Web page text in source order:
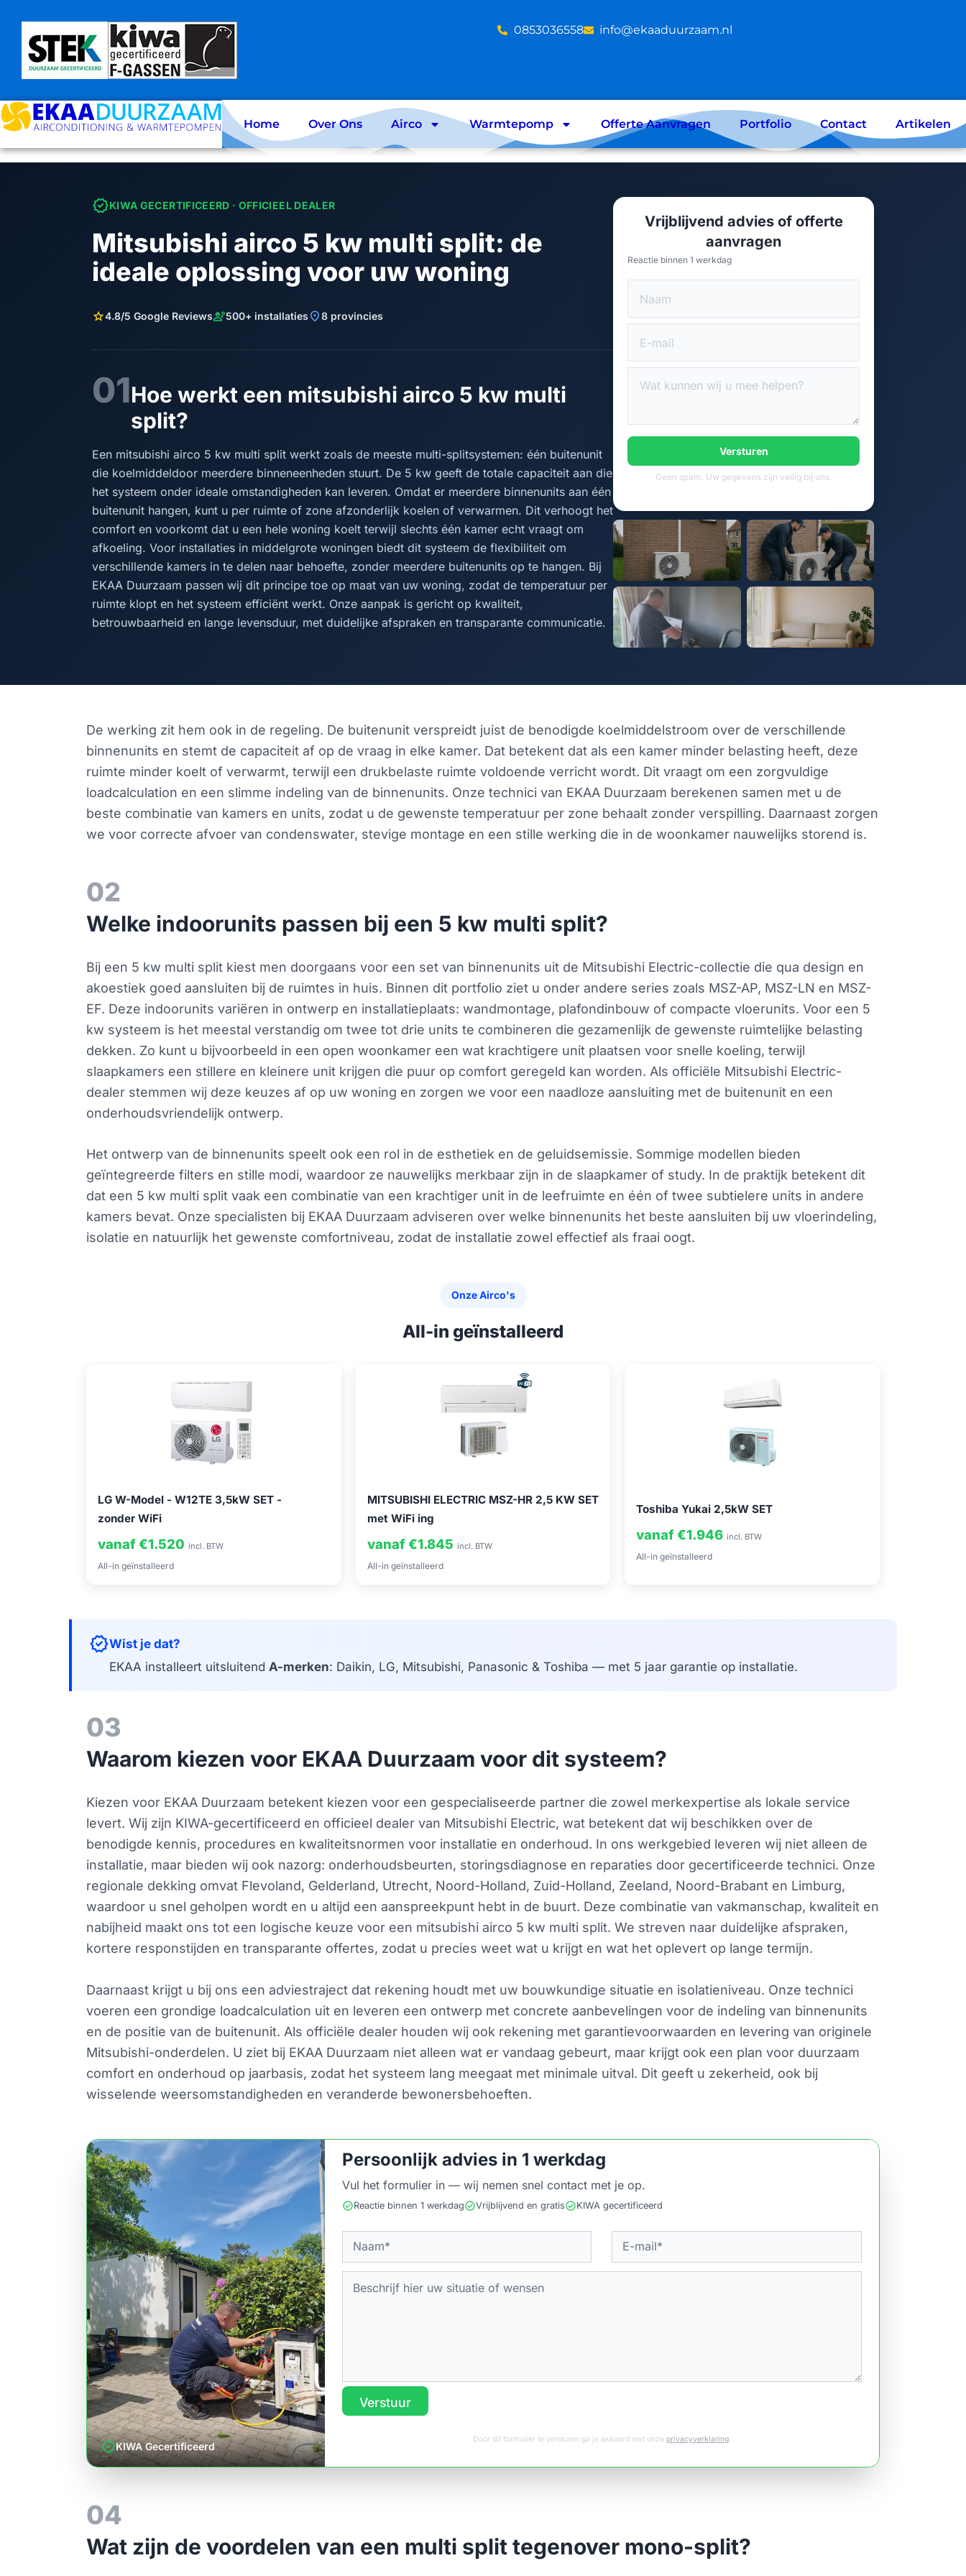
content
‪0853036558 info@ekaaduurzaam.nl
Home Over Ons Airco Warmtepomp Offerte Aanvragen Portfolio Contact Artikelen
verifiedKIWA GECERTIFICEERD · OFFICIEEL DEALER
Mitsubishi airco 5 kw multi split: de
ideale oplossing voor uw woning
star4.8/5 Google Reviewsengineering500+ installaties location_on8 provincies
01Hoe werkt een mitsubishi airco 5 kw multi
split?
Een mitsubishi airco 5 kw multi split werkt zoals de meeste multi-splitsystemen: één buitenunit
die koelmiddeldoor meerdere binneneenheden stuurt. De 5 kw geeft de totale capaciteit aan die
het systeem onder ideale omstandigheden kan leveren. Omdat er meerdere binnenunits aan één
buitenunit hangen, kunt u per ruimte of zone afzonderlijk koelen of verwarmen. Dit verhoogt het
comfort en voorkomt dat u een hele woning koelt terwijl slechts één kamer echt vraagt om
afkoeling. Voor installaties in middelgrote woningen biedt dit systeem de flexibiliteit om
verschillende kamers in te delen naar behoefte, zonder meerdere buitenunits op te hangen. Bij
EKAA Duurzaam passen wij dit principe toe op maat van uw woning, zodat de temperatuur per
ruimte klopt en het systeem efficiënt werkt. Onze aanpak is gericht op kwaliteit,
betrouwbaarheid en lange levensduur, met duidelijke afspraken en transparante communicatie.
Vrijblijvend advies of offerte
aanvragen
Reactie binnen 1 werkdag
Versturen
Geen spam. Uw gegevens zijn veilig bij ons.
De werking zit hem ook in de regeling. De buitenunit verspreidt juist de benodigde koelmiddelstroom over de verschillende
binnenunits en stemt de capaciteit af op de vraag in elke kamer. Dat betekent dat als een kamer minder belasting heeft, deze
ruimte minder koelt of verwarmt, terwijl een drukbelaste ruimte voldoende verricht wordt. Dit vraagt om een zorgvuldige
loadcalculation en een slimme indeling van de binnenunits. Onze technici van EKAA Duurzaam berekenen samen met u de
beste combinatie van kamers en units, zodat u de gewenste temperatuur per zone behaalt zonder verspilling. Daarnaast zorgen
we voor correcte afvoer van condenswater, stevige montage en een stille werking die in de woonkamer nauwelijks storend is.
02
Welke indoorunits passen bij een 5 kw multi split?
Bij een 5 kw multi split kiest men doorgaans voor een set van binnenunits uit de Mitsubishi Electric-collectie die qua design en
akoestiek goed aansluiten bij de ruimtes in huis. Binnen dit portfolio ziet u onder andere series zoals MSZ-AP, MSZ-LN en MSZ-
EF. Deze indoorunits variëren in ontwerp en installatieplaats: wandmontage, plafondinbouw of compacte vloerunits. Voor een 5
kw systeem is het meestal verstandig om twee tot drie units te combineren die gezamenlijk de gewenste ruimtelijke belasting
dekken. Zo kunt u bijvoorbeeld in een open woonkamer een wat krachtigere unit plaatsen voor snelle koeling, terwijl
slaapkamers een stillere en kleinere unit krijgen die puur op comfort geregeld kan worden. Als officiële Mitsubishi Electric-
dealer stemmen wij deze keuzes af op uw woning en zorgen we voor een naadloze aansluiting met de buitenunit en een
onderhoudsvriendelijk ontwerp.
Het ontwerp van de binnenunits speelt ook een rol in de esthetiek en de geluidsemissie. Sommige modellen bieden
geïntegreerde filters en stille modi, waardoor ze nauwelijks merkbaar zijn in de slaapkamer of study. In de praktijk betekent dit
dat een 5 kw multi split vaak een combinatie van een krachtiger unit in de leefruimte en één of twee subtielere units in andere
kamers bevat. Onze specialisten bij EKAA Duurzaam adviseren over welke binnenunits het beste aansluiten bij uw vloerindeling,
isolatie en natuurlijk het gewenste comfortniveau, zodat de installatie zowel effectief als fraai oogt.
Onze Airco's
All-in geïnstalleerd
LG W-Model - W12TE 3,5kW SET -
zonder WiFi
vanaf €1.520 incl. BTW
All-in geïnstalleerd
MITSUBISHI ELECTRIC MSZ-HR 2,5 KW SET
met WiFi ing
vanaf €1.845 incl. BTW
All-in geïnstalleerd
Toshiba Yukai 2,5kW SET
vanaf €1.946 incl. BTW
All-in geïnstalleerd
verifiedWist je dat?
EKAA installeert uitsluitend A-merken: Daikin, LG, Mitsubishi, Panasonic & Toshiba — met 5 jaar garantie op installatie.
03
Waarom kiezen voor EKAA Duurzaam voor dit systeem?
Kiezen voor EKAA Duurzaam betekent kiezen voor een gespecialiseerde partner die zowel merkexpertise als lokale service
levert. Wij zijn KIWA-gecertificeerd en officieel dealer van Mitsubishi Electric, wat betekent dat wij beschikken over de
benodigde kennis, procedures en kwaliteitsnormen voor installatie en onderhoud. In ons werkgebied leveren wij niet alleen de
installatie, maar bieden wij ook nazorg: onderhoudsbeurten, storingsdiagnose en reparaties door gecertificeerde technici. Onze
regionale dekking omvat Flevoland, Gelderland, Utrecht, Noord-Holland, Zuid-Holland, Zeeland, Noord-Brabant en Limburg,
waardoor u snel geholpen wordt en u altijd een aanspreekpunt hebt in de buurt. Deze combinatie van vakmanschap, kwaliteit en
nabijheid maakt ons tot een logische keuze voor een mitsubishi airco 5 kw multi split. We streven naar duidelijke afspraken,
kortere responstijden en transparante offertes, zodat u precies weet wat u krijgt en wat het oplevert op lange termijn.
Daarnaast krijgt u bij ons een adviestraject dat rekening houdt met uw bouwkundige situatie en isolatieniveau. Onze technici
voeren een grondige loadcalculation uit en leveren een ontwerp met concrete aanbevelingen voor de indeling van binnenunits
en de positie van de buitenunit. Als officiële dealer houden wij ook rekening met garantievoorwaarden en levering van originele
Mitsubishi-onderdelen. U ziet bij EKAA Duurzaam niet alleen wat er vandaag gebeurt, maar krijgt ook een plan voor duurzaam
comfort en onderhoud op jaarbasis, zodat het systeem lang meegaat met minimale uitval. Dit geeft u zekerheid, ook bij
wisselende weersomstandigheden en veranderde bewonersbehoeften.
verifiedKIWA Gecertificeerd
Persoonlijk advies in 1 werkdag
Vul het formulier in — wij nemen snel contact met je op.
check_circleReactie binnen 1 werkdagcheck_circleVrijblijvend en gratischeck_circleKIWA gecertificeerd
Verstuur
Door dit formulier te versturen ga je akkoord met onze privacyverklaring.
04
Wat zijn de voordelen van een multi split tegenover mono-split?